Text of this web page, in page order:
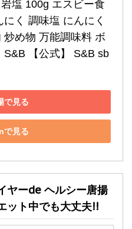
塩 100g エスビー食
く 調味塩 にんにく
め物 万能調味料 ボ
S&B 【公式】 S&B sb
で見る
で見る
ヤーde ヘルシー唐揚
ット中でも大丈夫!!